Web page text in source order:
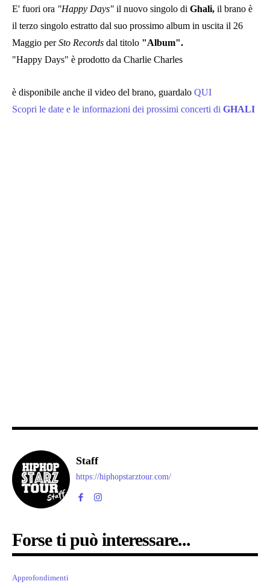
E' fuori ora "Happy Days" il nuovo singolo di Ghali, il brano è
il terzo singolo estratto dal suo prossimo album in uscita il 26
Maggio perSto Records dal titolo "Album".
"Happy Days" è prodotto da Charlie Charles
è disponibile anche il video del brano, guardalo QUI
Scopri le date e le informazioni dei prossimi concerti di GHALI
Staff
https://hiphopstarztour.com/
Forse ti può interessare...
Approfondimenti